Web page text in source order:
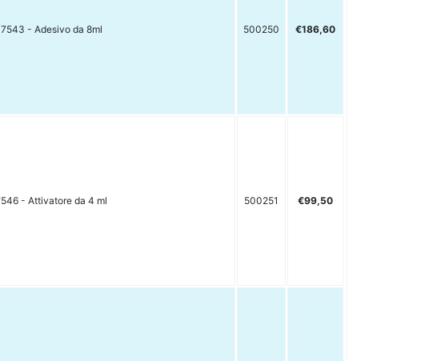
7543 - Adesivo da 8ml 500250 €186,60
- Attivatore da 4 ml 500251 €99,50